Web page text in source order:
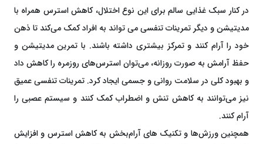
در کنار سبک غذایی سالم برای این نوع اختلال، کاهش استرس همراه با
مدیتیشن و دیگر تمرینات تنفسی می تواند به افراد کمک می‌کند تا ذهن
خود را آرام کنند و تمرکز بیشتری داشته باشند. با تمرین مدیتیشن و
حفظ آرامش به صورت روزانه، می‌توان استرس‌های روزمره را کاهش داد
و بهبود کلی در سلامت روانی و جسمی ایجاد کرد. تمرینات تنفسی عمیق
نیز می‌توانند به کاهش تنش و اضطراب کمک کنند و سیستم عصبی را
آرام کنند.
همچنین ورزش‌ها و تکنیک های آرام‌بخش به کاهش استرس و افزایش